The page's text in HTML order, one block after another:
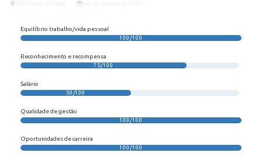
Equilíbrio trabalho/vida pessoal
100/100
Reconhecimento e recompensa
75/100
Salário
50/100
Qualidade de gestão
100/100
Oportunidades de carreira
100/100